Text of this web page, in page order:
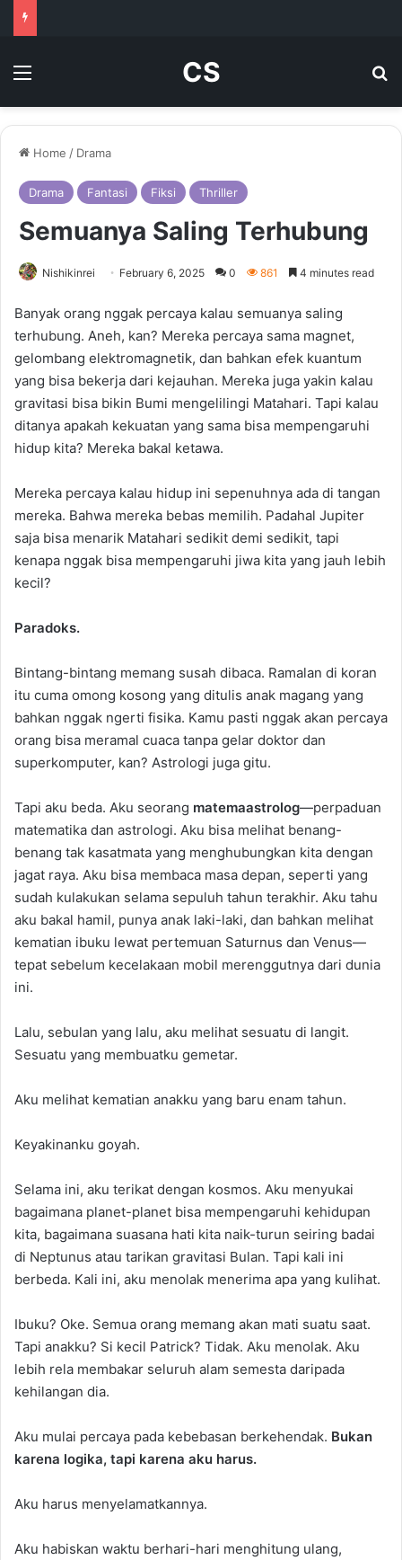
Menu CS
Home / Drama
Drama Fantasi Fiksi Thriller
Semuanya Saling Terhubung
Nishikinrei February 6, 2025 0 861 4 minutes read
Banyak orang nggak percaya kalau semuanya saling
terhubung. Aneh, kan? Mereka percaya sama magnet,
gelombang elektromagnetik, dan bahkan efek kuantum
yang bisa bekerja dari kejauhan. Mereka juga yakin kalau
gravitasi bisa bikin Bumi mengelilingi Matahari. Tapi kalau
ditanya apakah kekuatan yang sama bisa mempengaruhi
hidup kita? Mereka bakal ketawa.
Mereka percaya kalau hidup ini sepenuhnya ada di tangan
mereka. Bahwa mereka bebas memilih. Padahal Jupiter
saja bisa menarik Matahari sedikit demi sedikit, tapi
kenapa nggak bisa mempengaruhi jiwa kita yang jauh lebih
kecil?
Paradoks.
Bintang-bintang memang susah dibaca. Ramalan di koran
itu cuma omong kosong yang ditulis anak magang yang
bahkan nggak ngerti fisika. Kamu pasti nggak akan percaya
orang bisa meramal cuaca tanpa gelar doktor dan
superkomputer, kan? Astrologi juga gitu.
Tapi aku beda. Aku seorang matemaastrolog—perpaduan
matematika dan astrologi. Aku bisa melihat benang-
benang tak kasatmata yang menghubungkan kita dengan
jagat raya. Aku bisa membaca masa depan, seperti yang
sudah kulakukan selama sepuluh tahun terakhir. Aku tahu
aku bakal hamil, punya anak laki-laki, dan bahkan melihat
kematian ibuku lewat pertemuan Saturnus dan Venus—
tepat sebelum kecelakaan mobil merenggutnya dari dunia
ini.
Lalu, sebulan yang lalu, aku melihat sesuatu di langit.
Sesuatu yang membuatku gemetar.
Aku melihat kematian anakku yang baru enam tahun.
Keyakinanku goyah.
Selama ini, aku terikat dengan kosmos. Aku menyukai
bagaimana planet-planet bisa mempengaruhi kehidupan
kita, bagaimana suasana hati kita naik-turun seiring badai
di Neptunus atau tarikan gravitasi Bulan. Tapi kali ini
berbeda. Kali ini, aku menolak menerima apa yang kulihat.
Ibuku? Oke. Semua orang memang akan mati suatu saat.
Tapi anakku? Si kecil Patrick? Tidak. Aku menolak. Aku
lebih rela membakar seluruh alam semesta daripada
kehilangan dia.
Aku mulai percaya pada kebebasan berkehendak. Bukan
karena logika, tapi karena aku harus.
Aku harus menyelamatkannya.
Aku habiskan waktu berhari-hari menghitung ulang,